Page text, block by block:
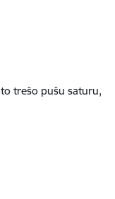
trešo pušu saturu,